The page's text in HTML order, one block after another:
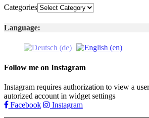
Categories
Language:
Follow me on Instagram
Instagram requires authorization to view a
autorized account in widget settings
Facebook
Instagram